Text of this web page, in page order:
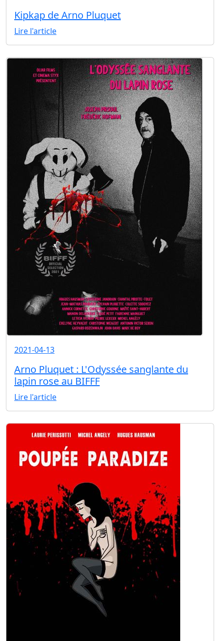
Kipkap de Arno Pluquet
Lire l'article
2021-04-13
Arno Pluquet : L'Odyssée sanglante du
lapin rose au BIFFF
Lire l'article